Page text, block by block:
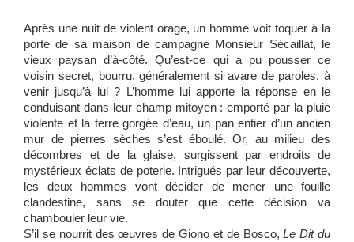
Après une nuit de violent orage, un homme voit toquer à la
porte de sa maison de campagne Monsieur Sécaillat, le
vieux paysan d’à-côté. Qu’est-ce qui a pu pousser ce
voisin secret, bourru, généralement si avare de paroles, à
venir jusqu’à lui ? L’homme lui apporte la réponse en le
conduisant dans leur champ mitoyen : emporté par la pluie
violente et la terre gorgée d’eau, un pan entier d’un ancien
mur de pierres sèches s’est éboulé. Or, au milieu des
décombres et de la glaise, surgissent par endroits de
mystérieux éclats de poterie. Intrigués par leur découverte,
les deux hommes vont décider de mener une fouille
clandestine, sans se douter que cette décision va
chambouler leur vie.
S’il se nourrit des œuvres de Giono et de Bosco, Le Dit du